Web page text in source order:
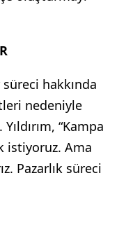
hakkında
nedeniyle
“Kampa
istiyoruz. Ama
Pazarlık süreci